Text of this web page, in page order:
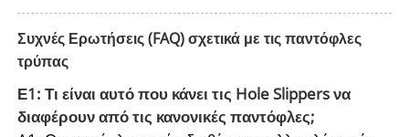
Συχνές Ερωτήσεις (FAQ) σχετικά με τις παντόφλες
τρύπας
Ε1: Τι είναι αυτό που κάνει τις Hole Slippers να
διαφέρουν από τις κανονικές παντόφλες;